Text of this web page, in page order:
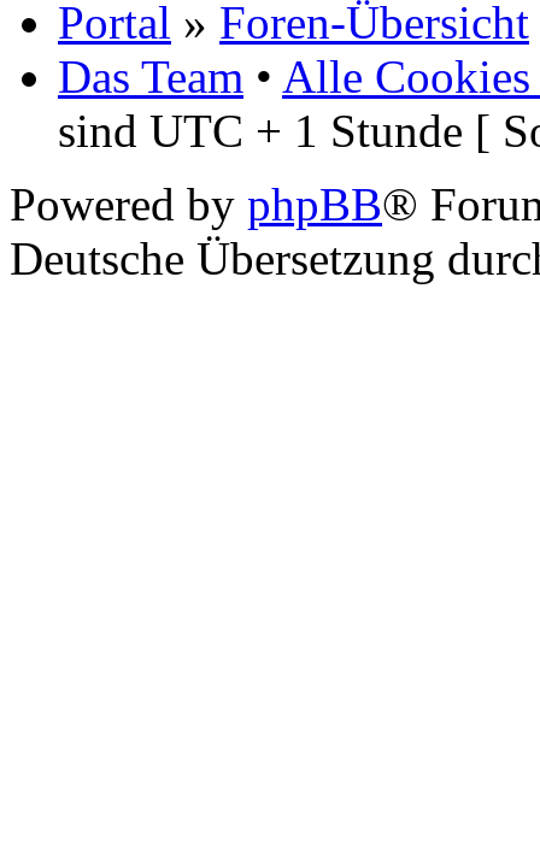
GeoMap©Frank
Portal»Foren-Übersicht
Das Team •Alle Cookies
sind UTC + 1 Stunde [